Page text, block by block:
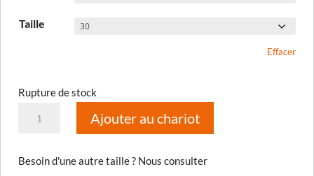
Taille
Effacer
Rupture de stock
Mojave
Ajouter au chariot
Besoin d'une autre taille ? Nous consulter